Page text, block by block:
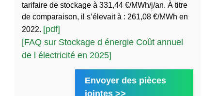
tarifaire de stockage à 331,44 €/MWh/j/an. À titre
de comparaison, il s’élevait à : 261,08 €/MWh en
2022. [pdf]
[FAQ sur Stockage d énergie Coût annuel
de l électricité en 2025]
Envoyer des pièces
jointes >>